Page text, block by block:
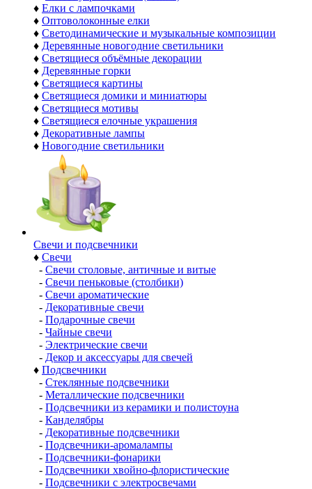
♦ Елки с лампочками
♦ Оптоволоконные елки
♦ Светодинамические и музыкальные композиции
♦ Деревянные новогодние светильники
♦ Светящиеся объёмные декорации
♦ Деревянные горки
♦ Светящиеся картины
♦ Светящиеся домики и миниатюры
♦ Светящиеся мотивы
♦ Светящиеся елочные украшения
♦ Декоративные лампы
♦ Новогодние светильники
Свечи и подсвечники
♦ Свечи
- Свечи столовые, античные и витые
- Свечи пеньковые (столбики)
- Свечи ароматические
- Декоративные свечи
- Подарочные свечи
- Чайные свечи
- Электрические свечи
- Декор и аксессуары для свечей
♦ Подсвечники
- Стеклянные подсвечники
- Металлические подсвечники
- Подсвечники из керамики и полистоуна
- Канделябры
- Декоративные подсвечники
- Подсвечники-аромалампы
- Подсвечники-фонарики
- Подсвечники хвойно-флористические
- Подсвечники с электросвечами